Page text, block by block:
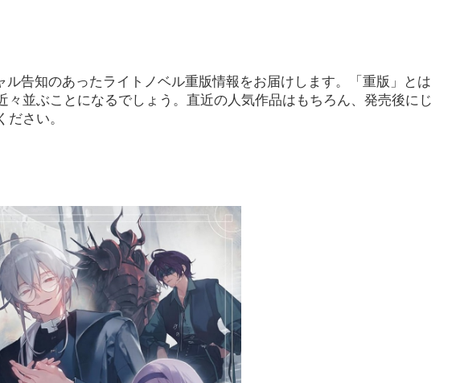
告知のあったライトノベル重版情報をお届けします。「重版」とは
並ぶことになるでしょう。直近の人気作品はもちろん、発売後にじ
さい。